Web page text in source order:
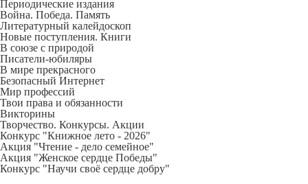
Периодические издания
Война. Победа. Память
Литературный калейдоскоп
Новые поступления. Книги
В союзе с природой
Писатели-юбиляры
В мире прекрасного
Безопасный Интернет
Мир профессий
Твои права и обязанности
Викторины
Творчество. Конкурсы. Акции
Конкурс "Книжное лето - 2026"
Акция "Чтение - дело семейное"
Акция "Женское сердце Победы"
Конкурс "Научи своё сердце добру"